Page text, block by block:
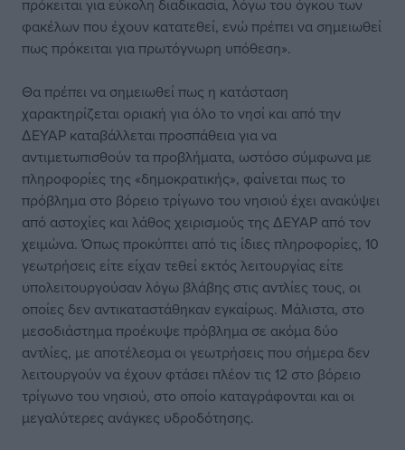
πρόκειται για εύκολη διαδικασία, λόγω του όγκου των
φακέλων που έχουν κατατεθεί, ενώ πρέπει να σημειωθεί
πως πρόκειται για πρωτόγνωρη υπόθεση».
Θα πρέπει να σημειωθεί πως η κατάσταση
χαρακτηρίζεται οριακή για όλο το νησί και από την
ΔΕΥΑΡ καταβάλλεται προσπάθεια για να
αντιμετωπισθούν τα προβλήματα, ωστόσο σύμφωνα με
πληροφορίες της «δημοκρατικής», φαίνεται πως το
πρόβλημα στο βόρειο τρίγωνο του νησιού έχει ανακύψει
από αστοχίες και λάθος χειρισμούς της ΔΕΥΑΡ από τον
χειμώνα. Όπως προκύπτει από τις ίδιες πληροφορίες, 10
γεωτρήσεις είτε είχαν τεθεί εκτός λειτουργίας είτε
υπολειτουργούσαν λόγω βλάβης στις αντλίες τους, οι
οποίες δεν αντικαταστάθηκαν εγκαίρως. Μάλιστα, στο
μεσοδιάστημα προέκυψε πρόβλημα σε ακόμα δύο
αντλίες, με αποτέλεσμα οι γεωτρήσεις που σήμερα δεν
λειτουργούν να έχουν φτάσει πλέον τις 12 στο βόρειο
τρίγωνο του νησιού, στο οποίο καταγράφονται και οι
μεγαλύτερες ανάγκες υδροδότησης.